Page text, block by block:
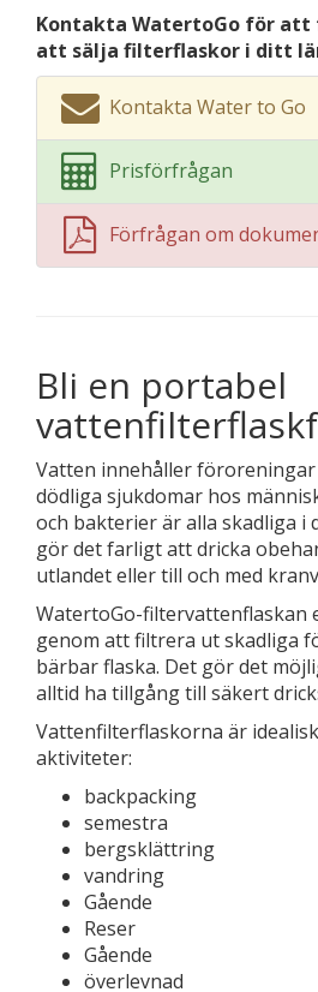
Kontakta WatertoGo för att
att sälja filterflaskor i ditt
Kontakta Water to Go
Prisförfrågan
Förfrågan om
Bli en portabel
Vatten innehåller
dödliga sjukdomar hos
och bakterier är alla skadliga i
gör det farligt att dricka
utlandet eller till och med
WatertoGo-filtervattenflaskan
genom att filtrera ut skadliga
bärbar flaska. Det gör det
alltid ha tillgång till säkert
Vattenfilterflaskorna är
aktiviteter:
backpacking
semestra
bergsklättring
vandring
Gående
Reser
Gående
överlevnad